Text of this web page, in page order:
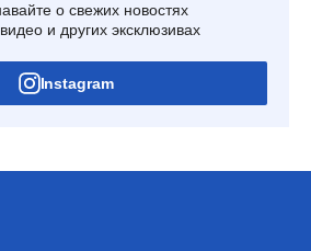
о свежих новостях
и других эксклюзивах
Instagram